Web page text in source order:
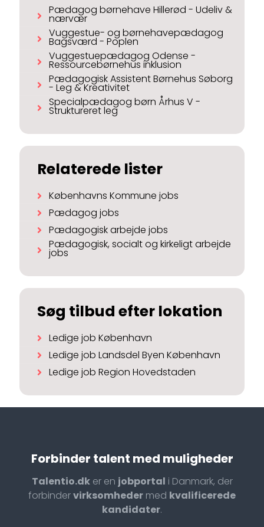
Pædagog børnehave Hillerød - Udeliv &
nærvær
Vuggestue- og børnehavepædagog
Bagsværd - Poplen
Vuggestuepædagog Odense -
Ressourcebørnehus inklusion
Pædagogisk Assistent Børnehus Søborg
- Leg & Kreativitet
Specialpædagog børn Århus V -
Struktureret leg
Relaterede lister
Københavns Kommune jobs
Pædagog jobs
Pædagogisk arbejde jobs
Pædagogisk, socialt og kirkeligt arbejde
jobs
Søg tilbud efter lokation
Ledige job København
Ledige job Landsdel Byen København
Ledige job Region Hovedstaden
Forbinder talent med muligheder
Talentio.dker en jobportal i Danmark, der
forbindervirksomheder med kvalificerede
kandidater.